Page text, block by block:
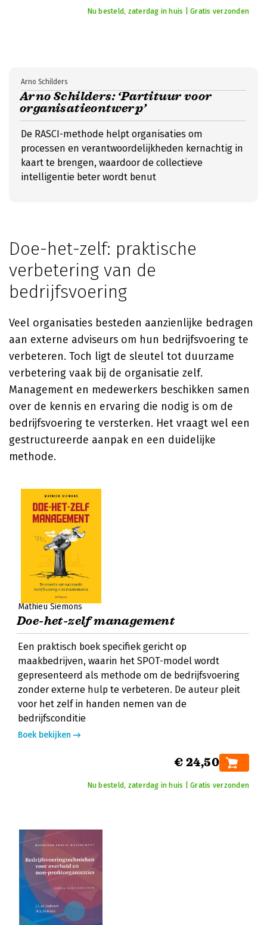
Nu besteld, zaterdag in huis | Gratis verzonden
Arno Schilders: ‘Partituur voor
organisatieontwerp’
Arno Schilders
De RASCI-methode helpt organisaties om
processen en verantwoordelijkheden kernachtig in
kaart te brengen, waardoor de collectieve
intelligentie beter wordt benut
Doe-het-zelf: praktische
verbetering van de
bedrijfsvoering
Veel organisaties besteden aanzienlijke bedragen
aan externe adviseurs om hun bedrijfsvoering te
verbeteren. Toch ligt de sleutel tot duurzame
verbetering vaak bij de organisatie zelf.
Management en medewerkers beschikken samen
over de kennis en ervaring die nodig is om de
bedrijfsvoering te versterken. Het vraagt wel een
gestructureerde aanpak en een duidelijke
methode.
Mathieu Siemons
Doe-het-zelf management
Een praktisch boek specifiek gericht op
maakbedrijven, waarin het SPOT-model wordt
gepresenteerd als methode om de bedrijfsvoering
zonder externe hulp te verbeteren. De auteur pleit
voor het zelf in handen nemen van de
bedrijfsconditie
Boek bekijken
€ 24,50
Nu besteld, zaterdag in huis | Gratis verzonden